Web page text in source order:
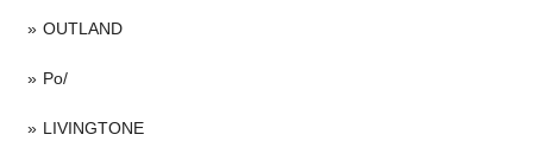
OUTLAND
Po/
LIVINGTONE